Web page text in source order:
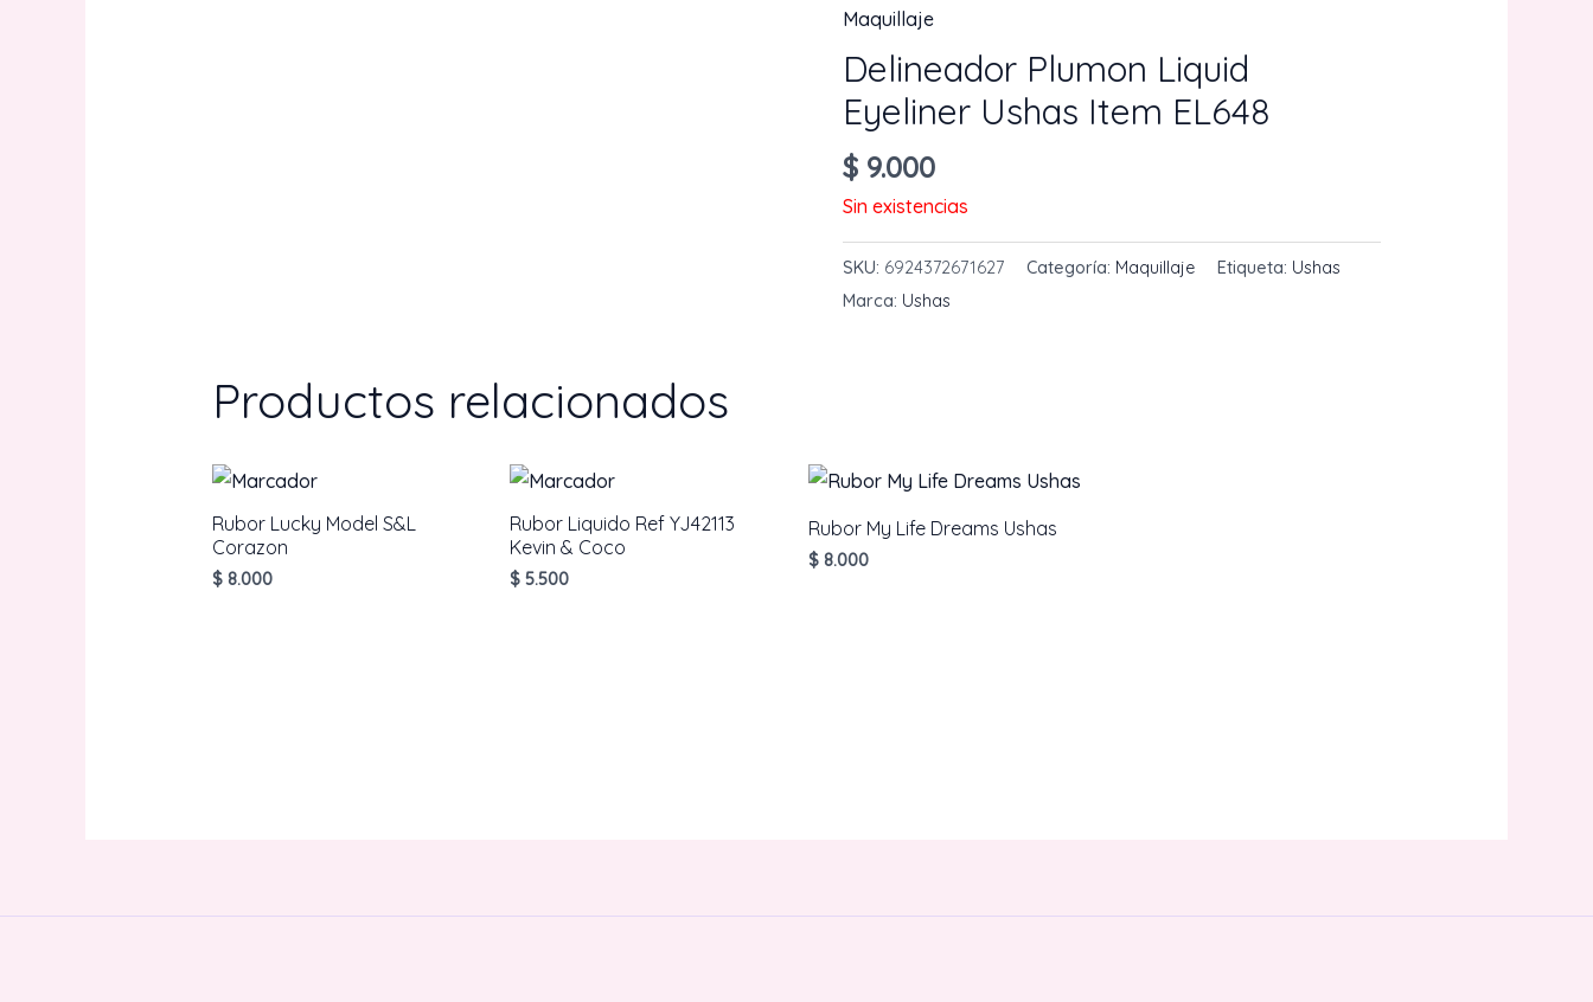
Maquillaje
Delineador Plumon Liquid
Eyeliner Ushas Item EL648
$ 9.000
Sin existencias
SKU: 6924372671627 Categoría: Maquillaje Etiqueta: Ushas
Marca: Ushas
Productos relacionados
Rubor Lucky Model S&L
Corazon
$8.000
Rubor Liquido Ref YJ42113
Kevin & Coco
$ 5.500
Rubor My Life Dreams Ushas
$ 8.000